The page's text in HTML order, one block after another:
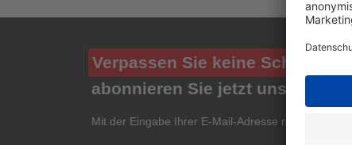
Verpassen Sie keine
abonnieren Sie jetzt unseren
Mit der Eingabe Ihrer E-Mail-Adresse registrieren